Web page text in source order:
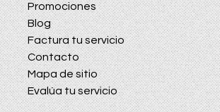
Promociones
Blog
Factura tu servicio
Contacto
Mapa de sitio
Evalúa tu servicio